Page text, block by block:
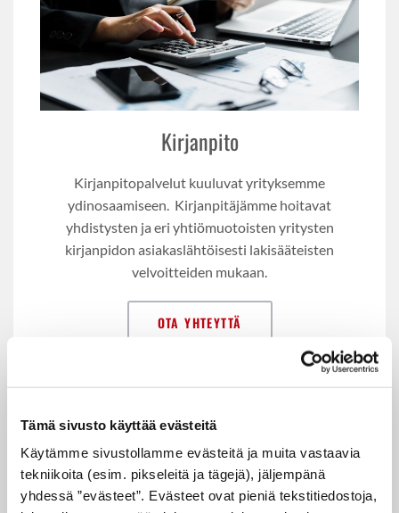
Tämä sivusto käyttää evästeitä
Käytämme sivustollamme evästeitä ja muita vastaavia
tekniikoita (esim. pikseleitä ja tägejä), jäljempänä
yhdessä ”evästeet”. Evästeet ovat pieniä tekstitiedostoja,
Kirjanpito
Kirjanpitopalvelut kuuluvat yrityksemme
ydinosaamiseen. Kirjanpitäjämme hoitavat
yhdistysten ja eri yhtiömuotoisten yritysten
kirjanpidon asiakaslähtöisesti lakisääteisten
velvoitteiden mukaan.
OTA YHTEYTTÄ